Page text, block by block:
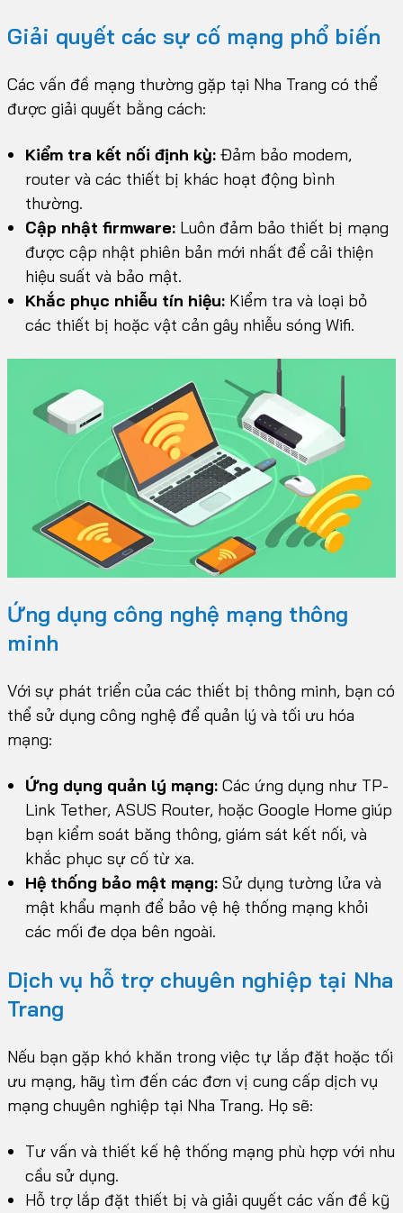
Giải quyết các sự cố mạng phổ biến
Các vấn đề mạng thường gặp tại Nha Trang có thể
được giải quyết bằng cách:
Kiểm tra kết nối định kỳ: Đảm bảo modem,
router và các thiết bị khác hoạt động bình
thường.
Cập nhật firmware: Luôn đảm bảo thiết bị mạng
được cập nhật phiên bản mới nhất để cải thiện
hiệu suất và bảo mật.
Khắc phục nhiễu tín hiệu: Kiểm tra và loại bỏ
các thiết bị hoặc vật cản gây nhiễu sóng Wifi.
Ứng dụng công nghệ mạng thông
minh
Với sự phát triển của các thiết bị thông minh, bạn có
thể sử dụng công nghệ để quản lý và tối ưu hóa
mạng:
Ứng dụng quản lý mạng: Các ứng dụng như TP-
Link Tether, ASUS Router, hoặc Google Home giúp
bạn kiểm soát băng thông, giám sát kết nối, và
khắc phục sự cố từ xa.
Hệ thống bảo mật mạng: Sử dụng tường lửa và
mật khẩu mạnh để bảo vệ hệ thống mạng khỏi
các mối đe dọa bên ngoài.
Dịch vụ hỗ trợ chuyên nghiệp tại Nha
Trang
Nếu bạn gặp khó khăn trong việc tự lắp đặt hoặc tối
ưu mạng, hãy tìm đến các đơn vị cung cấp dịch vụ
mạng chuyên nghiệp tại Nha Trang. Họ sẽ:
Tư vấn và thiết kế hệ thống mạng phù hợp với nhu
cầu sử dụng.
Hỗ trợ lắp đặt thiết bị và giải quyết các vấn đề kỹ